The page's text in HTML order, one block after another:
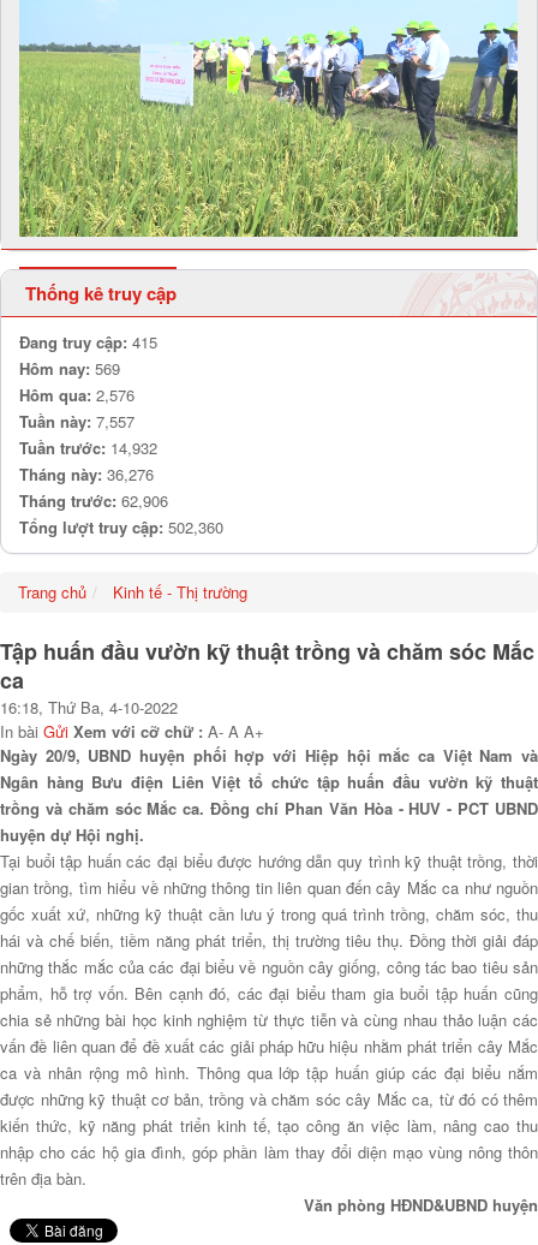
Thống kê truy cập
Đang truy cập: 415
Hôm nay: 569
Hôm qua: 2,576
Tuần này: 7,557
Tuần trước: 14,932
Tháng này: 36,276
Tháng trước: 62,906
Tổng lượt truy cập: 502,360
Trang chủ Kinh tế - Thị trường
Tập huấn đầu vườn kỹ thuật trồng và chăm sóc Mắc
ca
16:18, Thứ Ba, 4-10-2022
In bài Gửi Xem với cỡ chữ : A- A A+
Ngày 20/9, UBND huyện phối hợp với Hiệp hội mắc ca Việt Nam và
Ngân hàng Bưu điện Liên Việt tổ chức tập huấn đầu vườn kỹ thuật
trồng và chăm sóc Mắc ca. Đồng chí Phan Văn Hòa - HUV - PCT UBND
huyện dự Hội nghị.
Tại buổi tập huấn các đại biểu được hướng dẫn quy trình kỹ thuật trồng, thời
gian trồng, tìm hiểu về những thông tin liên quan đến cây Mắc ca như nguồn
gốc xuất xứ, những kỹ thuật cần lưu ý trong quá trình trồng, chăm sóc, thu
hái và chế biến, tiềm năng phát triển, thị trường tiêu thụ. Đồng thời giải đáp
những thắc mắc của các đại biểu về nguồn cây giống, công tác bao tiêu sản
phẩm, hỗ trợ vốn. Bên cạnh đó, các đại biểu tham gia buổi tập huấn cũng
chia sẻ những bài học kinh nghiệm từ thực tiễn và cùng nhau thảo luận các
vấn đề liên quan để đề xuất các giải pháp hữu hiệu nhằm phát triển cây Mắc
ca và nhân rộng mô hình. Thông qua lớp tập huấn giúp các đại biểu nắm
được những kỹ thuật cơ bản, trồng và chăm sóc cây Mắc ca, từ đó có thêm
kiến thức, kỹ năng phát triển kinh tế, tạo công ăn việc làm, nâng cao thu
nhập cho các hộ gia đình, góp phần làm thay đổi diện mạo vùng nông thôn
trên địa bàn.
Văn phòng HĐND&UBND huyện